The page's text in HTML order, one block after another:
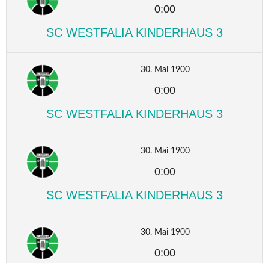
0:00
SC WESTFALIA KINDERHAUS 3
30. Mai 1900
0:00
SC WESTFALIA KINDERHAUS 3
30. Mai 1900
0:00
SC WESTFALIA KINDERHAUS 3
30. Mai 1900
0:00